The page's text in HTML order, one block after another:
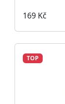
169 Kč
TOP